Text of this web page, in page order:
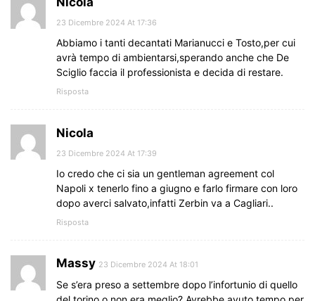
23 Dicembre 2024 At 17:36
Abbiamo i tanti decantati Marianucci e Tosto,per cui
avrà tempo di ambientarsi,sperando anche che De
Sciglio faccia il professionista e decida di restare.
Risposta
Nicola
23 Dicembre 2024 At 17:39
Io credo che ci sia un gentleman agreement col
Napoli x tenerlo fino a giugno e farlo firmare con loro
dopo averci salvato,infatti Zerbin va a Cagliari..
Risposta
Massy 23 Dicembre 2024 At 18:01
Se s’era preso a settembre dopo l’infortunio di quello